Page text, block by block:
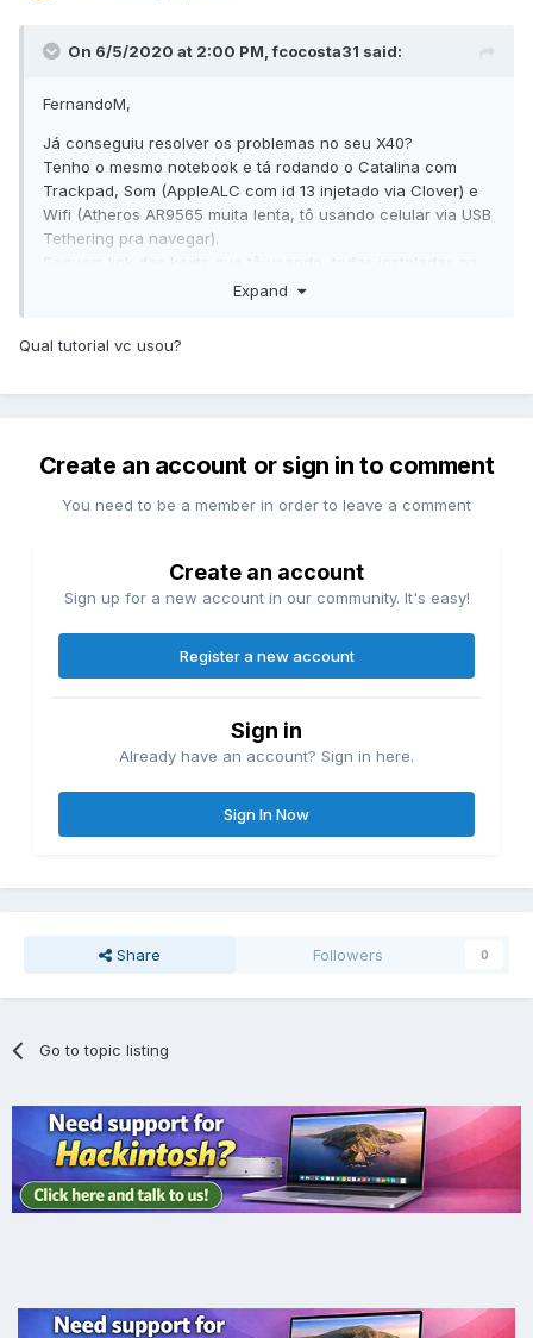
On 6/5/2020 at 2:00 PM,fcocosta31 said:
FernandoM,
Já conseguiu resolver os problemas no seu X40?
Tenho o mesmo notebook e tá rodando o Catalina com
Trackpad, Som (AppleALC com id 13 injetado via Clover) e
Wifi (Atheros AR9565 muita lenta, tô usando celular via USB
Tethering pra navegar).
pasta L/E. Deletei da S/L/E somente as kexts originais da
Não consegui rodar status da bateria ainda.
Expand
Qual tutorial vc usou?
Create an account or sign in to comment
You need to be a member in order to leave a comment
Create an account
Sign up for a new account in our community. It's easy!
Register a new account
Sign in
Already have an account? Sign in here.
Sign In Now
Share Followers 0
Go to topic listing